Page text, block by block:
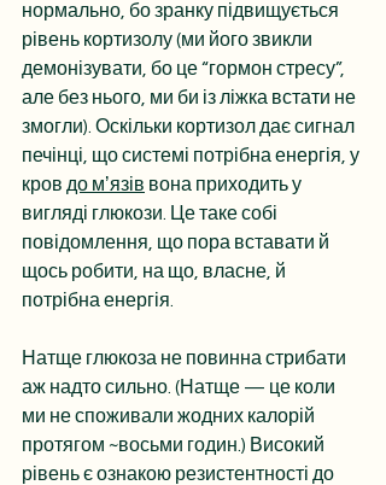
нормально, бо зранку підвищується
рівень кортизолу (ми його звикли
демонізувати, бо це “гормон стресу”,
але без нього, ми би із ліжка встати не
змогли). Оскільки кортизол дає сигнал
печінці, що системі потрібна енергія, у
кров до мʼязів вона приходить у
вигляді глюкози. Це таке собі
повідомлення, що пора вставати й
щось робити, на що, власне, й
потрібна енергія.
Натще глюкоза не повинна стрибати
аж надто сильно. (Натще — це коли
ми не споживали жодних калорій
протягом ~восьми годин.) Високий
рівень є ознакою резистентності до